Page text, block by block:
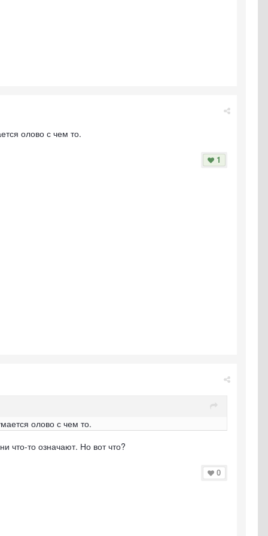
олово с чем то.
1
олово с чем то.
что-то означают. Но вот что?
0